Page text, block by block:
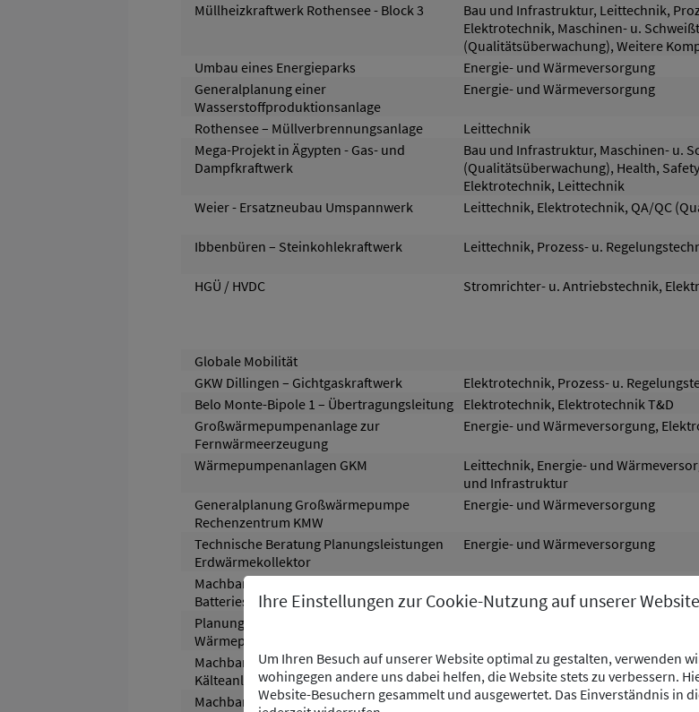
Müllheizkraftwerk Rothensee - Block 3
Bau und Infrastruktur, Leittechnik,
Elektrotechnik, Maschinen- u.
(Qualitätsüberwachung), Weitere
Umbau eines Energieparks Energie- und Wärmeversorgung
Generalplanung einer
Wasserstoffproduktionsanlage
Energie- und Wärmeversorgung
Rothensee – Müllverbrennungsanlage Leittechnik
Mega-Projekt in Ägypten - Gas- und
Dampfkraftwerk
Bau und Infrastruktur, Maschinen- u.
(Qualitätsüberwachung), Health,
Elektrotechnik, Leittechnik
Weier - Ersatzneubau Umspannwerk Leittechnik, Elektrotechnik, QA/QC
Ibbenbüren – Steinkohlekraftwerk
Leittechnik, Prozess- u.
HGÜ / HVDC
Stromrichter- u. Antriebstechnik,
Globale Mobilität
GKW Dillingen – Gichtgaskraftwerk
Elektrotechnik, Prozess- u.
Belo Monte-Bipole 1 – Übertragungsleitung Elektrotechnik, Elektrotechnik T&D
Großwärmepumpenanlage zur
Fernwärmeerzeugung
Energie- und Wärmeversorgung,
Wärmepumpenanlagen GKM
Leittechnik, Energie- und
und Infrastruktur
Generalplanung Großwärmepumpe
Rechenzentrum KMW
Energie- und Wärmeversorgung
Technische Beratung Planungsleistungen
Erdwärmekollektor
Energie- und Wärmeversorgung
Machbarkeitsstudie
Batteriespeichersystem
Planung Flusswasser-
Wärmepumpenanlage
Machbarkeitsstudie Erneuerung
Kälteanlage
Energie- und Wärmeversorgung
Machbarkeitsstudie Abwärmenutzung See-, Energie- und Wärmeversorgung
Ihre Einstellungen zur Cookie-Nutzung auf unserer Website
Um Ihren Besuch auf unserer Website optimal zu gestalten, verwenden
wohingegen andere uns dabei helfen, die Website stets zu verbessern.
Website-Besuchern gesammelt und ausgewertet. Das Einverständnis in